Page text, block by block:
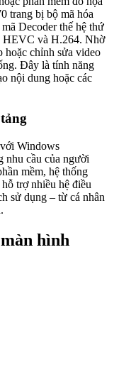
trang bị bộ mã hóa
Decoder thế hệ thứ
HEVC và H.264. Nhờ
hoặc chỉnh sửa video
Đây là tính năng
nội dung hoặc các
Windows
nhu cầu của người
mềm, hệ thống
trợ nhiều hệ điều
sử dụng – từ cá nhân
hình